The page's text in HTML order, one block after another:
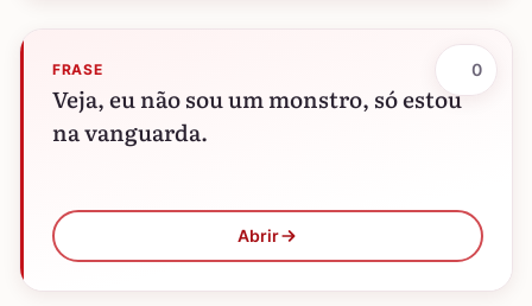
FRASE
Veja, eu não sou um monstro, só estou
na vanguarda.
Abrir
0